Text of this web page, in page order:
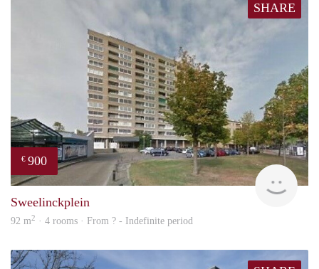
SHARE
€ 900
rent
Sweelinckplein
92 m2 · 4 rooms · From ? - Indefinite period